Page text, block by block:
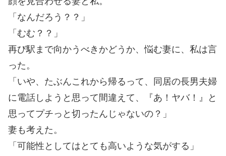
「なんだろう？？」
「むむ？？」
再び駅まで向かうべきかどうか、悩む妻に、私は言
った。
「いや、たぶんこれから帰るって、同居の長男夫婦
に電話しようと思って間違えて、『あ！ヤバ！』と
思ってプチっと切ったんじゃないの？」
妻も考えた。
「可能性としてはとても高いような気がする」